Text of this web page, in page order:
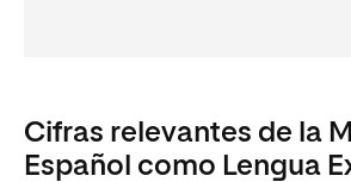
Cifras relevantes de la
Español como Lengua